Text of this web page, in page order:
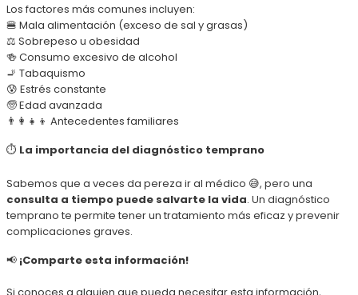
Los factores más comunes incluyen:
🍔 Mala alimentación (exceso de sal y grasas)
⚖️ Sobrepeso u obesidad
🍻 Consumo excesivo de alcohol
🚬 Tabaquismo
😰 Estrés constante
🧓 Edad avanzada
👨‍👩‍👧‍👦 Antecedentes familiares
⏱️ La importancia del diagnóstico temprano
Sabemos que a veces da pereza ir al médico 😅, pero una
consulta a tiempo puede salvarte la vida. Un diagnóstico
temprano te permite tener un tratamiento más eficaz y prevenir
complicaciones graves.
📢 ¡Comparte esta información!